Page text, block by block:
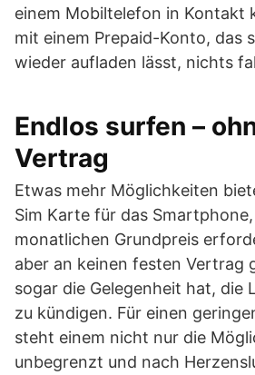
einem Mobiltelefon in Kontakt
mit einem Prepaid-Konto, das
wieder aufladen lässt, nichts
Endlos surfen –
Vertrag
Etwas mehr Möglichkeiten
Sim Karte für das
monatlichen Grundpreis
aber an keinen festen Vertrag
sogar die Gelegenheit hat, die
zu kündigen. Für einen
steht einem nicht nur die
unbegrenzt und nach